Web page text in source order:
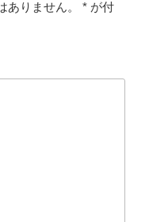
ありません。 * が付